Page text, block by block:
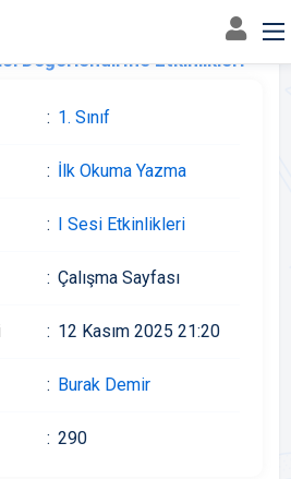
Değerlendirme Etkinlikleri
1. Sınıf
İlk Okuma Yazma
I Sesi Etkinlikleri
Çalışma Sayfası
12 Kasım 2025 21:20
Burak Demir
290